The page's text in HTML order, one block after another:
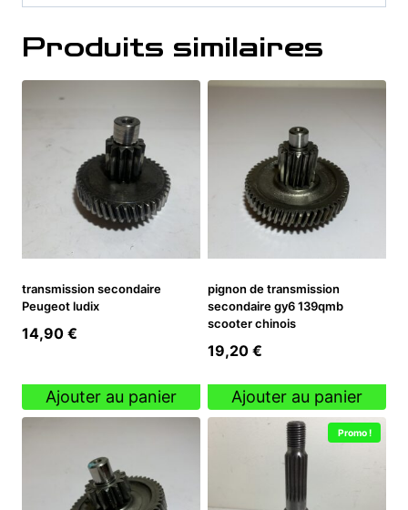
Produits similaires
transmission secondaire
Peugeot ludix
14,90 €
Ajouter au panier
pignon de transmission
secondaire gy6 139qmb
scooter chinois
19,20 €
Ajouter au panier
Promo !